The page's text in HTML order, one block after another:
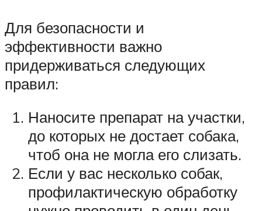
Для безопасности и
эффективности важно
придерживаться следующих
правил:
Наносите препарат на участки,
до которых не достает собака,
чтоб она не могла его слизать.
Если у вас несколько собак,
профилактическую обработку